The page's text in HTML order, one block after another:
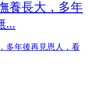
養長大，多年
...
多年後再見恩人，看